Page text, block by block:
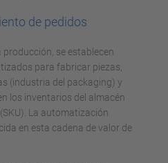
de pedidos
producción, se establecen
para fabricar piezas,
(industria del packaging) y
los inventarios del almacén
La automatización
en esta cadena de valor de